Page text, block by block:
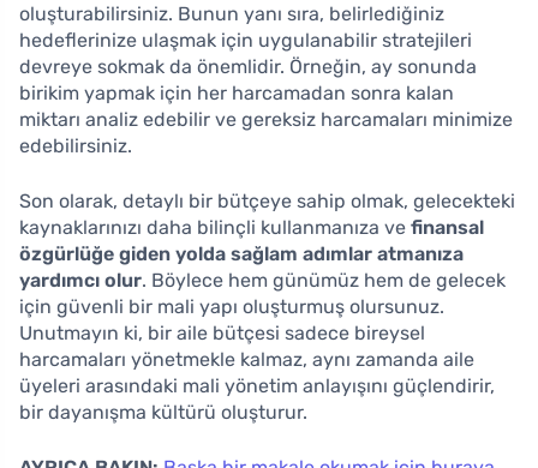
oluşturabilirsiniz. Bunun yanı sıra, belirlediğiniz
hedeflerinize ulaşmak için uygulanabilir stratejileri
devreye sokmak da önemlidir. Örneğin, ay sonunda
birikim yapmak için her harcamadan sonra kalan
miktarı analiz edebilir ve gereksiz harcamaları minimize
edebilirsiniz.
Son olarak, detaylı bir bütçeye sahip olmak, gelecekteki
kaynaklarınızı daha bilinçli kullanmanıza ve finansal
özgürlüğe giden yolda sağlam adımlar atmanıza
yardımcı olur. Böylece hem günümüz hem de gelecek
için güvenli bir mali yapı oluşturmuş olursunuz.
Unutmayın ki, bir aile bütçesi sadece bireysel
harcamaları yönetmekle kalmaz, aynı zamanda aile
üyeleri arasındaki mali yönetim anlayışını güçlendirir,
bir dayanışma kültürü oluşturur.